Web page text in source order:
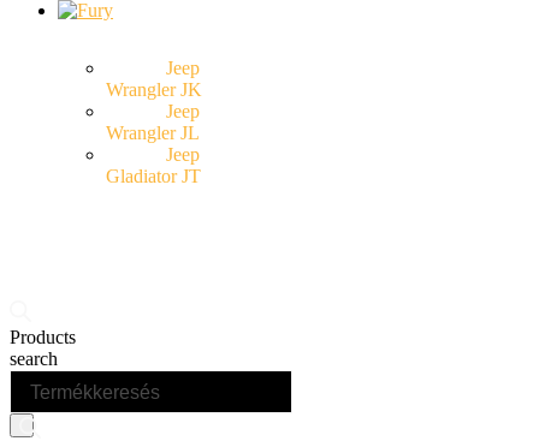
Jeep
Wrangler JK
Jeep
Wrangler JL
Jeep
Gladiator JT
Products
search